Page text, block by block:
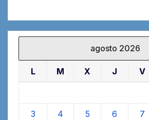
agosto 2026
L M X J V
3 4 5 6 7